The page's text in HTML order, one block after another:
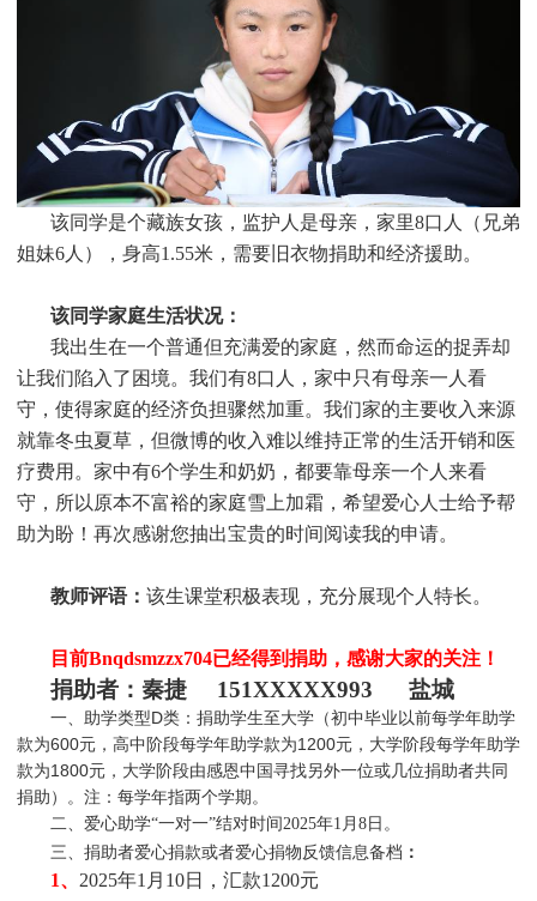
该同学是个藏族女孩，监护人是母亲，家里8口人（兄弟
姐妹6人），身高1.55米，需要旧衣物捐助和经济援助。
该同学家庭生活状况：
我出生在一个普通但充满爱的家庭，然而命运的捉弄却
让我们陷入了困境。我们有8口人，家中只有母亲一人看
守，使得家庭的经济负担骤然加重。我们家的主要收入来源
就靠冬虫夏草，但微博的收入难以维持正常的生活开销和医
疗费用。家中有6个学生和奶奶，都要靠母亲一个人来看
守，所以原本不富裕的家庭雪上加霜，希望爱心人士给予帮
助为盼！再次感谢您抽出宝贵的时间阅读我的申请。
教师评语： 该生课堂积极表现，充分展现个人特长。
目前Bnqdsmzzx704已经得到捐助，感谢大家的关注！
捐助者：秦捷 151XXXXX993 盐城
一、助学类型D类：捐助学生至大学（初中毕业以前每学年助学
款为600元，高中阶段每学年助学款为1200元，大学阶段每学年助学
款为1800元，大学阶段由感恩中国寻找另外一位或几位捐助者共同
捐助）。注：每学年指两个学期。
二、爱心助学“一对一”结对时间2025年1月8日 。
三、捐助者爱心捐款或者爱心捐物反馈信息备档 ：
1、 2025年1月10日，汇款1200元